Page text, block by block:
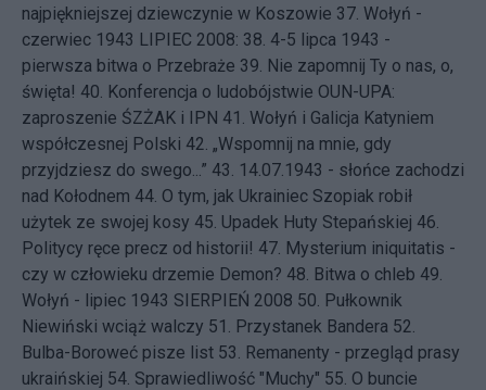
najpiękniejszej dziewczynie w Koszowie 37. Wołyń -
czerwiec 1943 LIPIEC 2008: 38. 4-5 lipca 1943 -
pierwsza bitwa o Przebraże 39. Nie zapomnij Ty o nas, o,
święta! 40. Konferencja o ludobójstwie OUN-UPA:
zaproszenie ŚZŻAK i IPN 41. Wołyń i Galicja Katyniem
współczesnej Polski 42. „Wspomnij na mnie, gdy
przyjdziesz do swego...” 43. 14.07.1943 - słońce zachodzi
nad Kołodnem 44. O tym, jak Ukrainiec Szopiak robił
użytek ze swojej kosy 45. Upadek Huty Stepańskiej 46.
Politycy ręce precz od historii! 47. Mysterium iniquitatis -
czy w człowieku drzemie Demon? 48. Bitwa o chleb 49.
Wołyń - lipiec 1943 SIERPIEŃ 2008 50. Pułkownik
Niewiński wciąż walczy 51. Przystanek Bandera 52.
Bulba-Boroweć pisze list 53. Remanenty - przegląd prasy
ukraińskiej 54. Sprawiedliwość "Muchy" 55. O buncie